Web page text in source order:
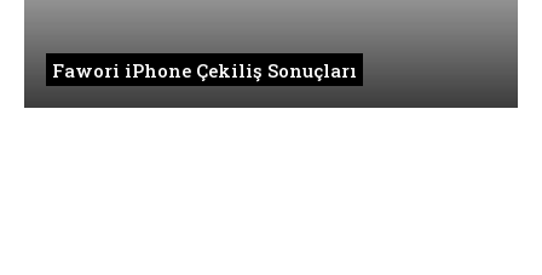
Fawori iPhone Çekiliş Sonuçları